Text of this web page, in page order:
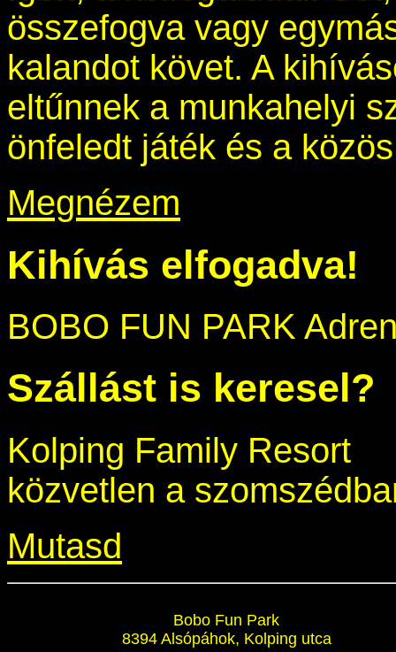
összefogva vagy
kalandot követ. A
eltűnnek a munkahelyi
önfeledt játék és a
Megnézem
Kihívás elfogadva!
BOBO FUN PARK
Szállást is keresel?
Kolping Family Resort
közvetlen a
Mutasd
Bobo Fun Park
8394 Alsópáhok, Kolping utca